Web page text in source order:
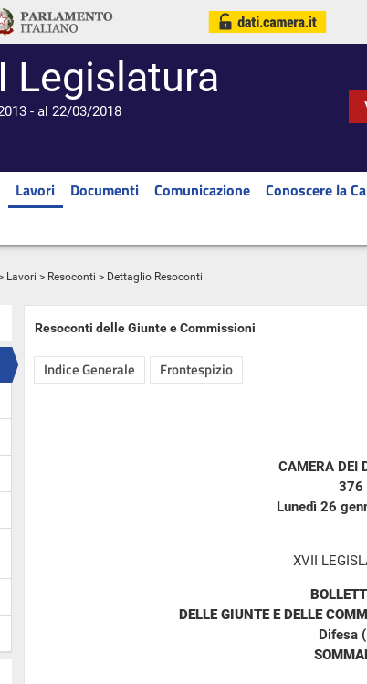
Legislatura
- al 22/03/2018
Lavori Documenti Comunicazione Conoscere la
Lavori > Resoconti > Dettaglio Resoconti
Resoconti delle Giunte e Commissioni
Indice Generale Frontespizio
CAMERA DEI
376
Lunedì 26
XVII
DELLE GIUNTE E DELLE
Difesa